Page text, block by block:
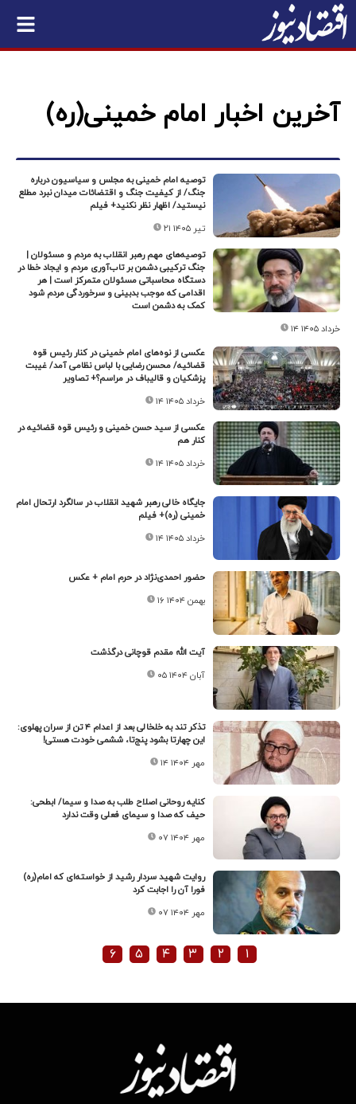
آخرین اخبار امام خمینی(ره)
توصیه امام خمینی به مجلس و سیاسیون درباره
جنگ/ از کیفیت جنگ و اقتضائات میدان نبرد مطلع
نیستید/ اظهار نظر نکنید+ فیلم
۲۱ تیر ۱۴۰۵
توصیه‌های مهم رهبر انقلاب به مردم و مسئولان |
جنگ ترکیبی دشمن بر تاب‌آوری مردم و ایجاد خطا در
دستگاه محاسباتی مسئولان متمرکز است | هر
اقدامی که موجب بدبینی و سرخوردگی مردم شود
کمک به دشمن است
۱۴ خرداد ۱۴۰۵
عکسی از نوه‌های امام خمینی در کنار رئیس قوه
قضائیه/ محسن رضایی با لباس نظامی آمد/ غیبت
پزشکیان و قالیباف در مراسم؟+ تصاویر
۱۴ خرداد ۱۴۰۵
عکسی از سید حسن خمینی و رئیس قوه قضائیه در
کنار هم
۱۴ خرداد ۱۴۰۵
جایگاه خالی رهبر شهید انقلاب در سالگرد ارتحال امام
خمینی (ره)+ فیلم
۱۴ خرداد ۱۴۰۵
حضور احمدی‌نژاد در حرم امام + عکس
۱۶ بهمن ۱۴۰۴
آیت الله مقدم قوچانی درگذشت
۰۵ آبان ۱۴۰۴
تذکر تند به خلخالی بعد از اعدام ۴ تن از سران پهلوی:
این چهارتا بشود پنج‌تا، ششمی خودت هستی!
۱۴ مهر ۱۴۰۴
کنایه روحانی اصلاح طلب به صدا و سیما/ ابطحی:
حیف که صدا و سیمای فعلی وقت ندارد
۰۷ مهر ۱۴۰۴
روایت شهید سردار رشید از خواسته‌ای که امام(ره)
فورا آن را اجابت کرد
۰۷ مهر ۱۴۰۴
۱ ۲ ۳ ۴ ۵ ۶